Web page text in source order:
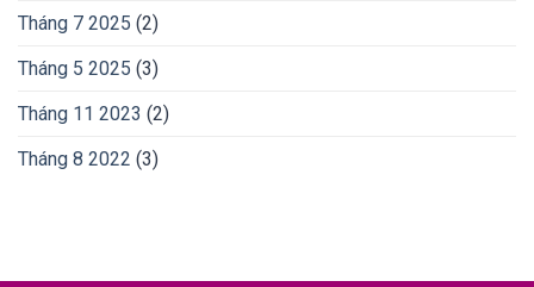
Tháng 7 2025 (2)
Tháng 5 2025 (3)
Tháng 11 2023 (2)
Tháng 8 2022 (3)